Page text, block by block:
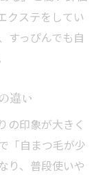
クステをしてい
すっぴんでも自
違い
の印象が大きく
「自まつ毛が少
り、普段使いや